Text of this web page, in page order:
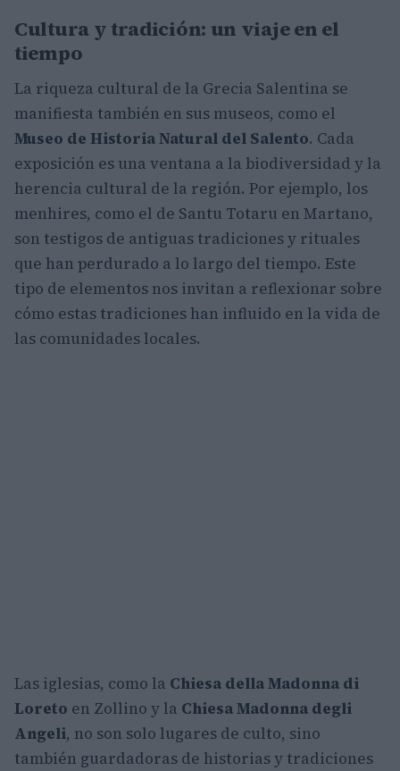
Cultura y tradición: un viaje en el
tiempo
La riqueza cultural de la Grecia Salentina se
manifiesta también en sus museos, como el
Museo de Historia Natural del Salento. Cada
exposición es una ventana a la biodiversidad y la
herencia cultural de la región. Por ejemplo, los
menhires, como el de Santu Totaru en Martano,
son testigos de antiguas tradiciones y rituales
que han perdurado a lo largo del tiempo. Este
tipo de elementos nos invitan a reflexionar sobre
cómo estas tradiciones han influido en la vida de
las comunidades locales.
Las iglesias, como la Chiesa della Madonna di
Loreto en Zollino y la Chiesa Madonna degli
Angeli, no son solo lugares de culto, sino
también guardadoras de historias y tradiciones